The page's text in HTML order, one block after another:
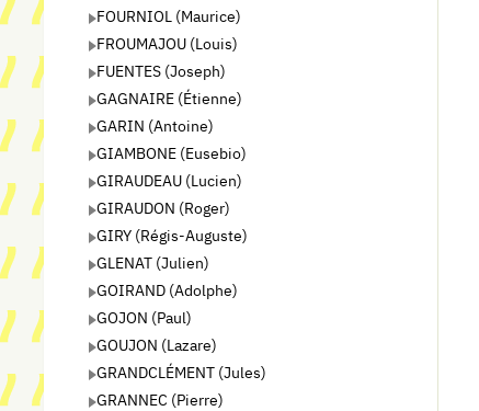
FOURNIOL (Maurice)
FROUMAJOU (Louis)
FUENTES (Joseph)
GAGNAIRE (Étienne)
GARIN (Antoine)
GIAMBONE (Eusebio)
GIRAUDEAU (Lucien)
GIRAUDON (Roger)
GIRY (Régis-Auguste)
GLENAT (Julien)
GOIRAND (Adolphe)
GOJON (Paul)
GOUJON (Lazare)
GRANDCLÉMENT (Jules)
GRANNEC (Pierre)